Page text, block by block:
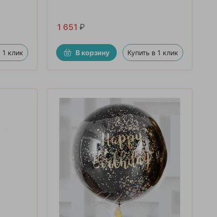
1 клик
1 651 ₽
В корзину Купить в 1 клик